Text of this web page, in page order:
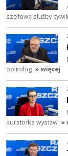
szefowa służby
politolog » więcej
kuratorka wystaw »